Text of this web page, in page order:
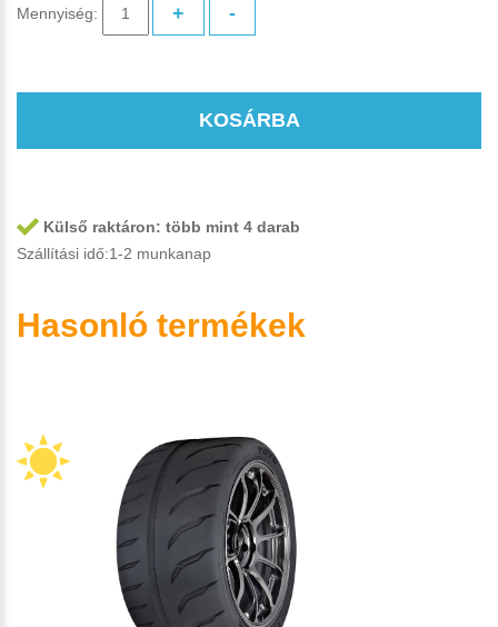
Mennyiség: + -
KOSÁRBA
Külső raktáron: több mint 4 darab
Szállítási idő:1-2 munkanap
Hasonló termékek